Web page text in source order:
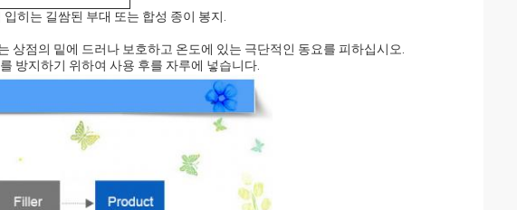
히는 길쌈된 부대 또는 합성 종이 봉지.
상점의 밑에 드러나 보호하고 온도에 있는 극단적인 동요를 피하십시오.
방지하기 위하여 사용 후를 자루에 넣습니다.